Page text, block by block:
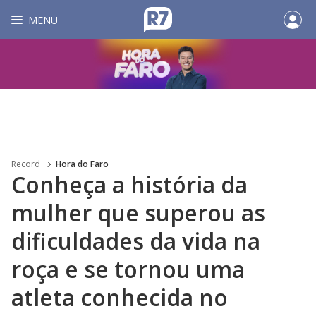
MENU
Record Hora do Faro
Conheça a história da
mulher que superou as
dificuldades da vida na
roça e se tornou uma
atleta conhecida no